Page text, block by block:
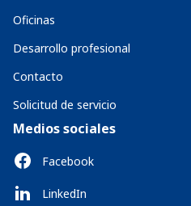
Oficinas
Desarrollo profesional
Contacto
Solicitud de servicio
Medios sociales
Facebook
LinkedIn